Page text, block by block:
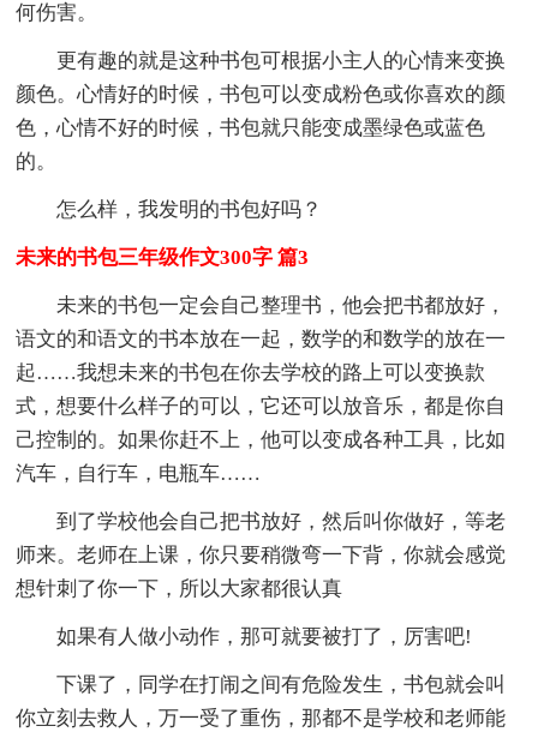
何伤害。
更有趣的就是这种书包可根据小主人的心情来变换
颜色。心情好的时候，书包可以变成粉色或你喜欢的颜
色，心情不好的时候，书包就只能变成墨绿色或蓝色
的。
怎么样，我发明的书包好吗？
未来的书包三年级作文300字 篇3
未来的书包一定会自己整理书，他会把书都放好，
语文的和语文的书本放在一起，数学的和数学的放在一
起……我想未来的书包在你去学校的路上可以变换款
式，想要什么样子的可以，它还可以放音乐，都是你自
己控制的。如果你赶不上，他可以变成各种工具，比如
汽车，自行车，电瓶车……
到了学校他会自己把书放好，然后叫你做好，等老
师来。老师在上课，你只要稍微弯一下背，你就会感觉
想针刺了你一下，所以大家都很认真
如果有人做小动作，那可就要被打了，厉害吧!
下课了，同学在打闹之间有危险发生，书包就会叫
你立刻去救人，万一受了重伤，那都不是学校和老师能